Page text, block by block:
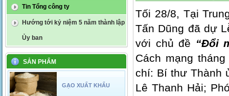
Tin Tổng công ty
Hướng tới kỷ niệm 5 năm thành lập
Ủy ban
SẢN PHẨM
GẠO XUẤT KHẨU
Tối 28/8, Tại
Tấn Dũng đã dự
với chủ đề “Đổi
Cách mạng
chí: Bí thư Thành
Lê Thanh Hải;